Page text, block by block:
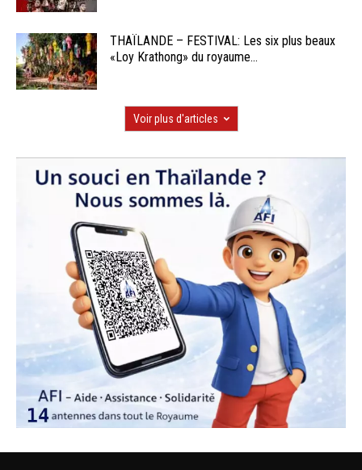
THAÏLANDE – FESTIVAL: Les six plus beaux
«Loy Krathong» du royaume...
Voir plus d'articles